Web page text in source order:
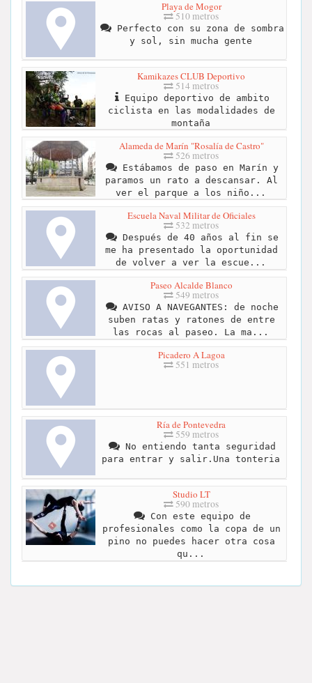
Playa de Mogor
510 metros
Perfecto con su zona de sombra
y sol, sin mucha gente
Kamikazes CLUB Deportivo
514 metros
Equipo deportivo de ambito
ciclista en las modalidades de
montaña
Alameda de Marín "Rosalía de Castro"
526 metros
Estábamos de paso en Marín y
paramos un rato a descansar. Al
ver el parque a los niño...
Escuela Naval Militar de Oficiales
532 metros
Después de 40 años al fin se
me ha presentado la oportunidad
de volver a ver la escue...
Paseo Alcalde Blanco
549 metros
AVISO A NAVEGANTES: de noche
suben ratas y ratones de entre
las rocas al paseo. La ma...
Picadero A Lagoa
551 metros
Ría de Pontevedra
559 metros
No entiendo tanta seguridad
para entrar y salir.Una tonteria
Studio LT
590 metros
Con este equipo de
profesionales como la copa de un
pino no puedes hacer otra cosa
qu...